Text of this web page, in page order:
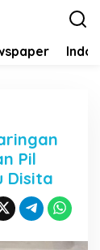
Indo
Pil
Disita